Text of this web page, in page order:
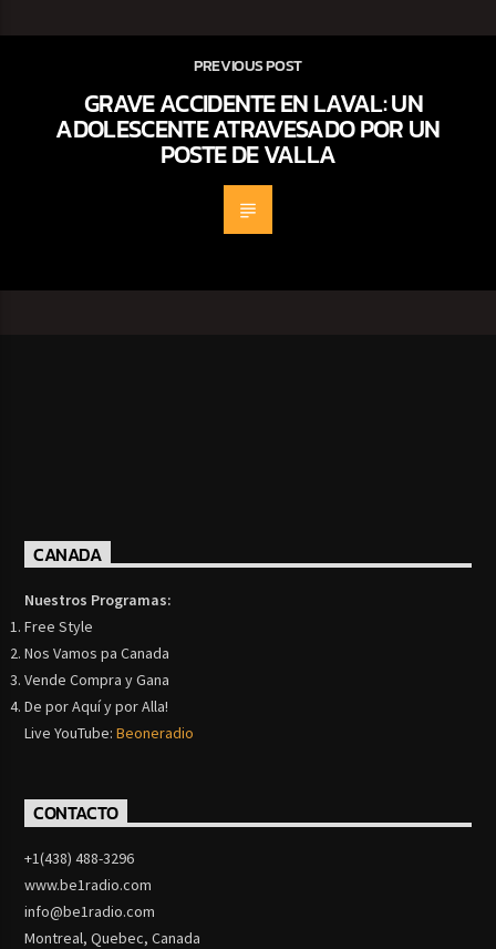
PREVIOUS POST
GRAVE ACCIDENTE EN LAVAL: UN
ADOLESCENTE ATRAVESADO POR UN
POSTE DE VALLA
CANADA
Nuestros Programas:
Free Style
Nos Vamos pa Canada
Vende Compra y Gana
De por Aquí y por Alla!
Live YouTube:Beoneradio
CONTACTO
+1(438) 488-3296
www.be1radio.com
info@be1radio.com
Montreal, Quebec, Canada